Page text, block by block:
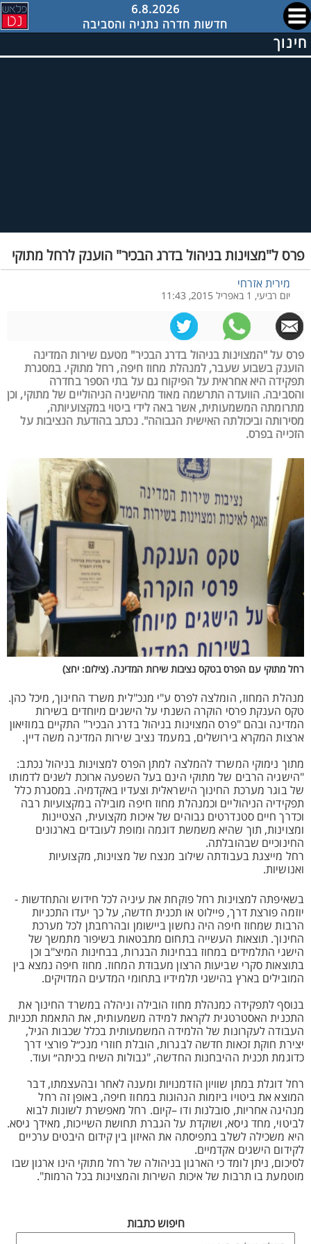
6.8.2026
חדשות חדרה נתניה והסביבה
חינוך
פרס ל"מצוינות בניהול בדרג הבכיר" הוענק לרחל מתוקי
מירית אזרחי
יום רביעי, 1 באפריל 2015, 11:43
פרס על "המצוינות בניהול בדרג הבכיר" מטעם שירות המדינה
הוענק בשבוע שעבר, למנהלת מחוז חיפה, רחל מתוקי. במסגרת
תפקידה היא אחראית על הפיקוח גם על בתי הספר בחדרה
והסביבה. הוועדה התרשמה מאוד מהישגיה הניהוליים של מתוקי, וכן
מתרומתה המשמעותית, אשר באה לידי ביטוי במקצועיותה,
מסירותה וביכולתה האישית הגבוהה". נכתב בהודעת הנציבות על
הזכייה בפרס.
רחל מתוקי עם הפרס בטקס נציבות שירות המדינה. (צילום: יחצ)
מנהלת המחוז, הומלצה לפרס ע"י מנכ"לית משרד החינוך, מיכל כהן.
טקס הענקת פרסי הוקרה השנתי על הישגים מיוחדים בשירות
המדינה ובהם "פרס המצוינות בניהול בדרג הבכיר" התקיים במוזיאון
ארצות המקרא בירושלים, במעמד נציב שירות המדינה משה דיין.
מתוך נימוקי המשרד להמלצה למתן הפרס למצוינות בניהול נכתב:
"הישגיה הרבים של מתוקי הינם בעל השפעה ארוכת לשנים לדמותו
של בוגר מערכת החינוך הישראלית וצעדיו באקדמיה. במסגרת כלל
תפקידיה הניהוליים וכמנהלת מחוז חיפה מובילה במקצועיות רבה
וכדרך חיים סטנדרטים גבוהים של איכות מקצועית, הצטיינות
ומצוינות, תוך שהיא משמשת דוגמה ומופת לעובדים בארגונים
החינוכיים שבהובלתה.
רחל מייצגת בעבודתה שילוב מנצח של מצוינות, מקצועיות
ואנושיות.
בשאיפתה למצוינות רחל פוקחת את עיניה לכל חידוש והתחדשות -
יוזמה פורצת דרך, פיילוט או תכנית חדשה, על כך יעדו התכניות
הרבות שמחוז חיפה היה נחשון ביישומן ובהרחבתן לכל מערכת
החינוך. תוצאות העשייה בתחום מתבטאות בשיפור מתמשך של
הישגי התלמידים במחוז בבחינות הבגרות, בבחינות המיצ"ב וכן
בתוצאות סקרי שביעות הרצון מעבודת המחוז. מחוז חיפה נמצא בין
המובילים בארץ בהישגי תלמידיו בתחומי המדעים המדויקים.
בנוסף לתפקידה כמנהלת מחוז הובילה וניהלה במשרד החינוך את
התכנית האסטרטגית לקראת למידה משמעותית, את התאמת תכניות
העבודה לעקרונות של הלמידה המשמעותית בכלל שכבות הגיל,
יצירת חוקת זכאות חדשה לבגרות, הובלת חוזרי מנכ״ל פורצי דרך
כדוגמת תכנית ההיבחנות החדשה, "גבולות השיח בכיתה״ ועוד.
רחל דוגלת במתן שוויון הזדמנויות ומענה לאחר ובהעצמתו, דבר
המוצא את ביטויו ביזמות הנהוגות במחוז חיפה, באופן זה רחל
מנהיגה אחריות, סובלנות ודו –קיום. רחל מאפשרת לשונות לבוא
לביטוי, מחד גיסא, ושוקדת על הגברת תחושת השייכות, מאידך גיסא.
היא משכילה לשלב בתפיסתה את האיזון בין קידום היבטים ערכיים
לקידום הישגים אקדמיים.
לסיכום, ניתן לומד כי הארגון בניהולה של רחל מתוקי הינו ארגון שבו
מוטמעת בו תרבות של איכות השירות והמצוינות בכל הרמות".
חיפוש כתבות